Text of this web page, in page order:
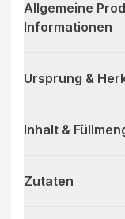
Allgemeine
Informationen
Ursprung &
Inhalt &
Zutaten